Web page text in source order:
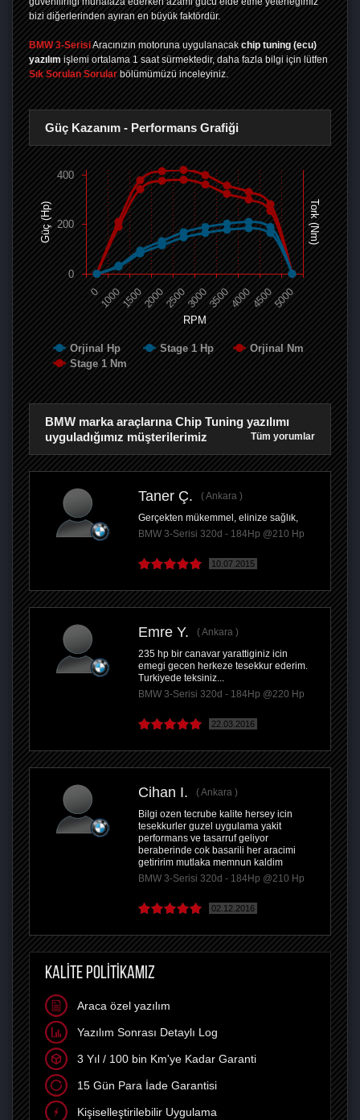
bizi diğerlerinden ayıran en büyük faktördür.
BMW 3-SerisiAracınızın motoruna uygulanacak chip tuning (ecu)
yazılım işlemi ortalama 1 saat sürmektedir, daha fazla bilgi için lütfen
Sık Sorulan Sorular bölümümüzü inceleyiniz.
Güç Kazanım - Performans Grafiği
RPM
Güç (Hp) Tork (Nm)
Orjinal Hp Stage 1 Hp
Orjinal Nm
Stage 1 Nm
0 100015002000250030003500400045005000
0
200
400
BMW marka araçlarına Chip Tuning yazılımı
uyguladığımız müşterilerimiz
Tüm yorumlar
Taner Ç.
Ankara
Gerçekten mükemmel, elinize sağlık,
BMW 3-Serisi 320d - 184Hp @210 Hp
10.07.2015
Emre Y.
Ankara
235 hp bir canavar yarattiginiz icin
emegi gecen herkeze tesekkur ederim.
Turkiyede teksiniz...
BMW 3-Serisi 320d - 184Hp @220 Hp
22.03.2016
Cihan I.
Ankara
Bilgi ozen tecrube kalite hersey icin
tesekkurler guzel uygulama yakit
performans ve tasarruf geliyor
beraberinde cok basarili her aracimi
getiririm mutlaka memnun kaldim
BMW 3-Serisi 320d - 184Hp @210 Hp
02.12.2016
KALİTE POLİTİKAMIZ
Araca özel yazılım
Yazılım Sonrası Detaylı Log
3 Yıl / 100 bin Km'ye Kadar Garanti
15 Gün Para İade Garantisi
Kişiselleştirilebilir Uygulama